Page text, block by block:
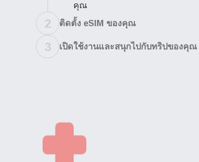
คุณ
2 ติดตั้ง eSIM ของคุณ
3 เปิดใช้งานและสนุกไปกับทริปของคุณ